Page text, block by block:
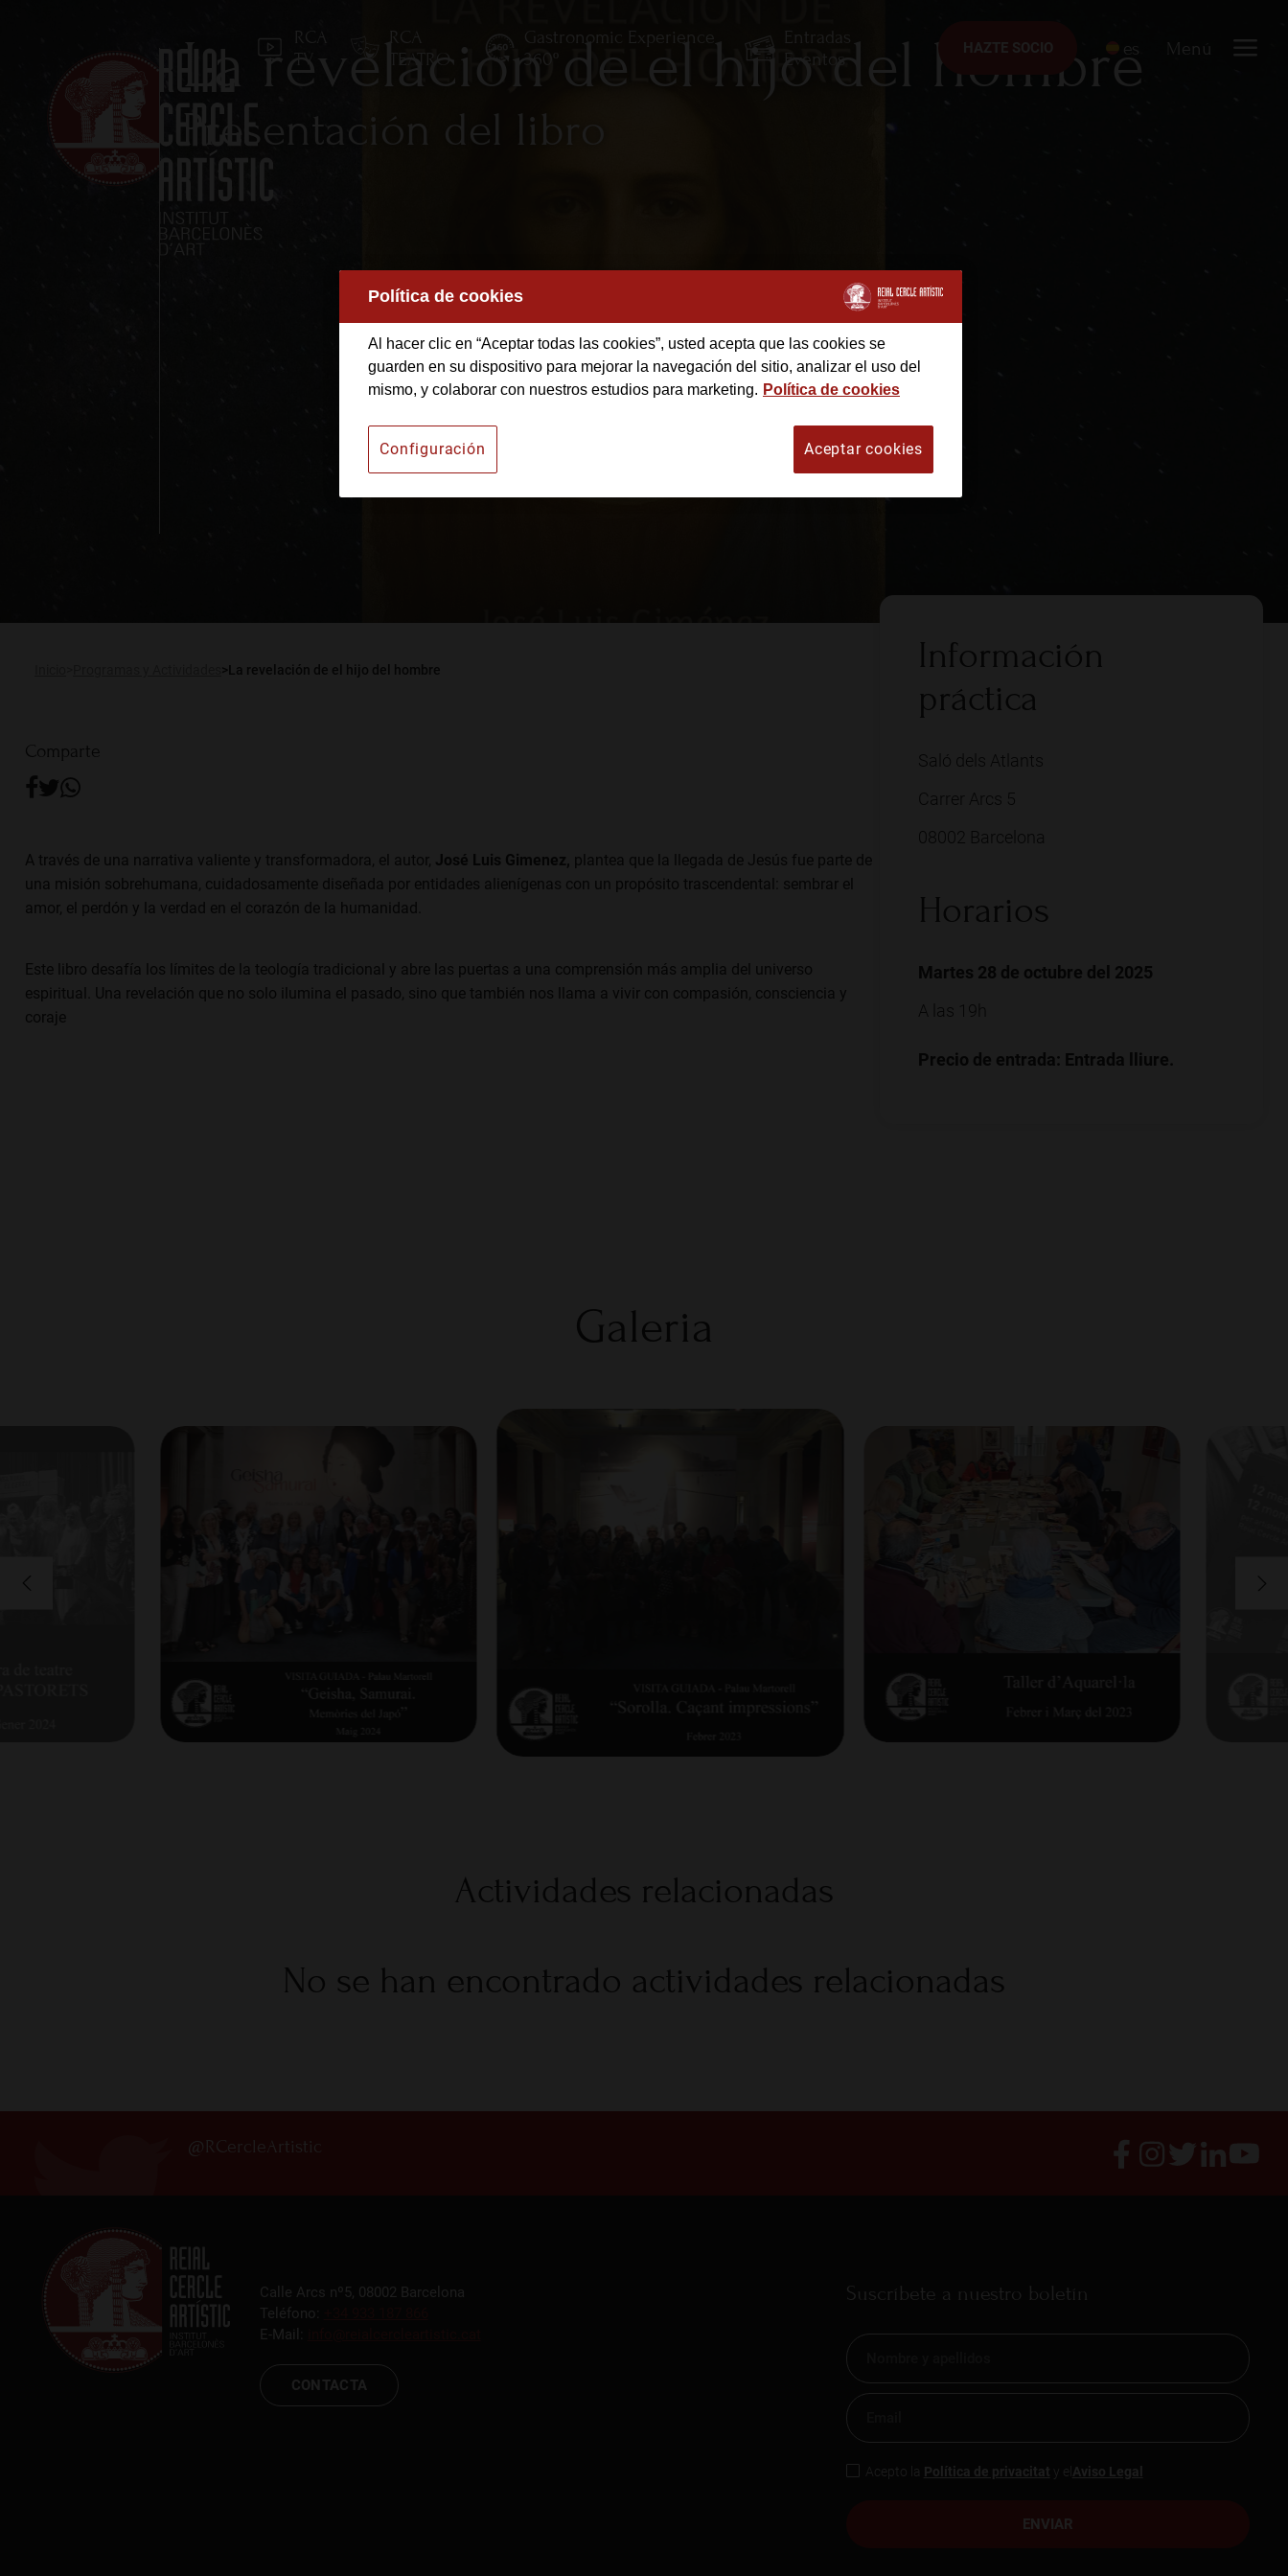
RCA
TV
RCA
TEATRO
Gastronomic Experience
360º
Entradas
Eventos
es Menú
HAZTE SOCIO
Reial Cercle Artístic
Programas y Actividades
Instituto Barcelonés de Arte
Actualidad
La revelación de el hijo del hombre
Presentación del libro
La revelación de el hijo del hombre
Comparte
A través de una narrativa valiente y transformadora, el autor, José Luis Gimenez, plantea que la llegada de Jesús fue parte de
una misión sobrehumana, cuidadosamente diseñada por entidades alienígenas con un propósito trascendental: sembrar el
amor, el perdón y la verdad en el corazón de la humanidad.
Este libro desafía los límites de la teología tradicional y abre las puertas a una comprensión más amplia del universo
espiritual. Una revelación que no solo ilumina el pasado, sino que también nos llama a vivir con compasión, consciencia y
coraje
Información
práctica
Saló dels Atlants
Carrer Arcs 5
08002 Barcelona
Horarios
Martes 28 de octubre del 2025
A las 19h
Precio de entrada: Entrada lliure.
Galeria
Actividades relacionadas
No se han encontrado actividades relacionadas
@RCercleArtistic
Calle Arcs nº5, 08002 Barcelona
Teléfono:
E-Mail:
CONTACTA
Suscríbete a nuestro boletín
ENVIAR
Acepto la Política de privacitat y el Aviso Legal
Política de cookies
Al hacer clic en “Aceptar todas las cookies”, usted acepta que las cookies se
guarden en su dispositivo para mejorar la navegación del sitio, analizar el uso del
mismo, y colaborar con nuestros estudios para marketing. Política de cookies
Aceptar cookies
Configuración